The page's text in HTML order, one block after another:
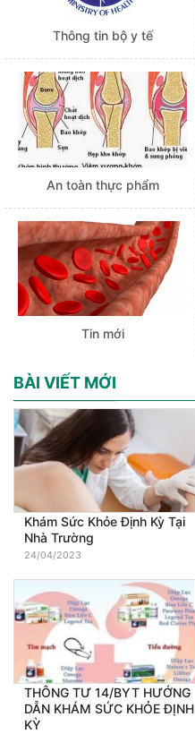
Thông tin bộ y tế
An toàn thực phẩm
Tin mới
BÀI VIẾT MỚI
Khám Sức Khỏe Định Kỳ Tại
Nhà Trường
24/04/2023
THÔNG TƯ 14/BYT HƯỚNG
DẪN KHÁM SỨC KHỎE ĐỊNH
KỲ